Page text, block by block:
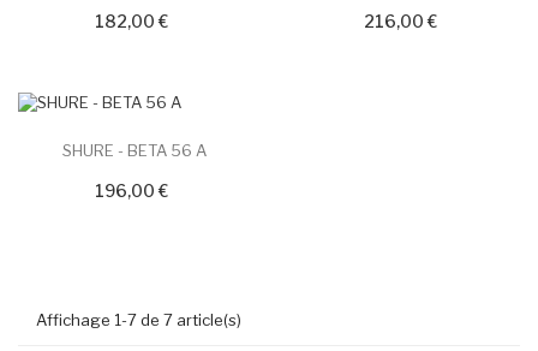
182,00 € 216,00 €
SHURE - BETA 56 A
196,00 €
Affichage 1-7 de 7 article(s)